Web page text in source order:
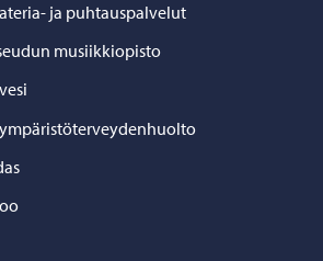
ja puhtauspalvelut
musiikkiopisto